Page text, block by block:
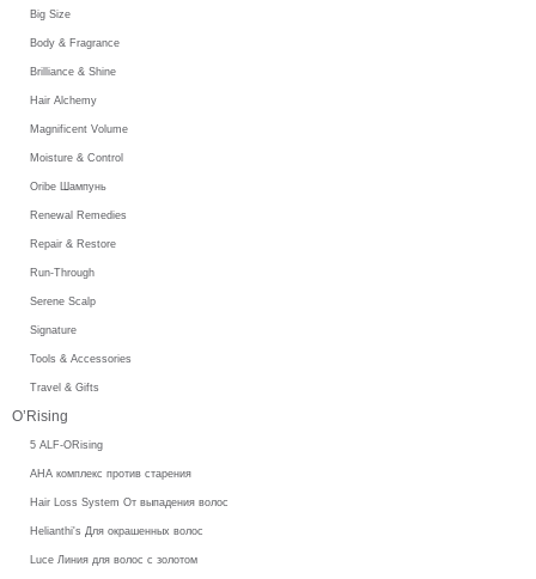
Big Size
Body & Fragrance
Brilliance & Shine
Hair Alchemy
Magnificent Volume
Moisture & Control
Oribe Шампунь
Renewal Remedies
Repair & Restore
Run-Through
Serene Scalp
Signature
Tools & Accessories
Travel & Gifts
O’Rising
5 ALF-ORising
AHA комплекс против старения
Hair Loss System От выпадения волос
Helianthi's Для окрашенных волос
Luce Линия для волос с золотом